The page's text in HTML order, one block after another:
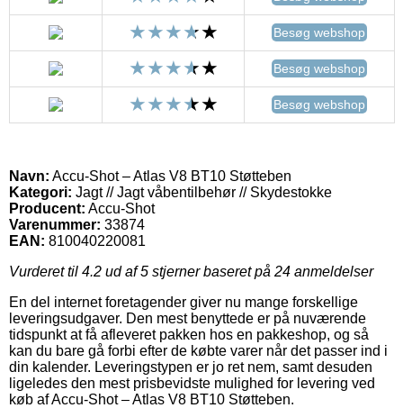
Besøg webshop
Besøg webshop
Besøg webshop
Navn: Accu-Shot – Atlas V8 BT10 Støtteben
Kategori: Jagt // Jagt våbentilbehør // Skydestokke
Producent: Accu-Shot
Varenummer: 33874
EAN: 810040220081
Vurderet til 4.2 ud af 5 stjerner baseret på 24 anmeldelser
En del internet foretagender giver nu mange forskellige
leveringsudgaver. Den mest benyttede er på nuværende
tidspunkt at få afleveret pakken hos en pakkeshop, og så
kan du bare gå forbi efter de købte varer når det passer ind i
din kalender. Leveringstypen er jo ret nem, samt desuden
ligeledes den mest prisbevidste mulighed for levering ved
køb af Accu-Shot – Atlas V8 BT10 Støtteben.